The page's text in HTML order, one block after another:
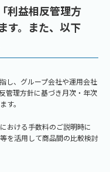
利益相反管理方
す。また、以下
し、グループ会社や運用会社
管理方針に基づき月次・年次
す。
おける手数料のご説明時に
を活用して商品間の比較検討